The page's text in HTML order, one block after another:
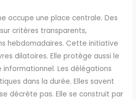
occupe une place centrale. Des
critères transparents,
hebdomadaires. Cette initiative
dilatoires. Elle protège aussi le
informationnel. Les délégations
dans la durée. Elles savent
décrète pas. Elle se construit par